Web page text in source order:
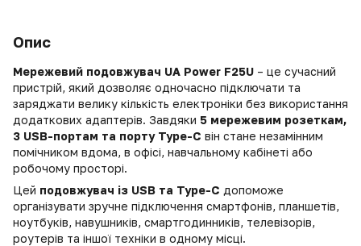
Опис
Мережевий подовжувач UA Power F25U – це сучасний
пристрій, який дозволяє одночасно підключати та
заряджати велику кількість електроніки без використання
додаткових адаптерів. Завдяки 5 мережевим розеткам,
3 USB-портам та порту Type-C він стане незамінним
помічником вдома, в офісі, навчальному кабінеті або
робочому просторі.
Цей подовжувач із USB та Type-C допоможе
організувати зручне підключення смартфонів, планшетів,
ноутбуків, навушників, смартгодинників, телевізорів,
роутерів та іншої техніки в одному місці.